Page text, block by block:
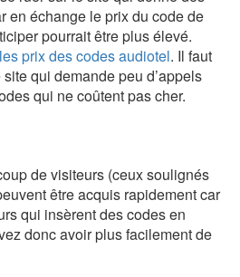
en échange le prix du code de
pourrait être plus élevé.
prix des codes audiotel. Il faut
qui demande peu d’appels
qui ne coûtent pas cher.
de visiteurs (ceux soulignés
être acquis rapidement car
qui insèrent des codes en
donc avoir plus facilement de